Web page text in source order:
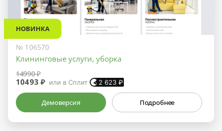
НОВИНКА
№ 106570
Клининговые услуги, уборка
14990 ₽
10493 ₽ или в Сплит 2 623 ₽
Демоверсия Подробнее